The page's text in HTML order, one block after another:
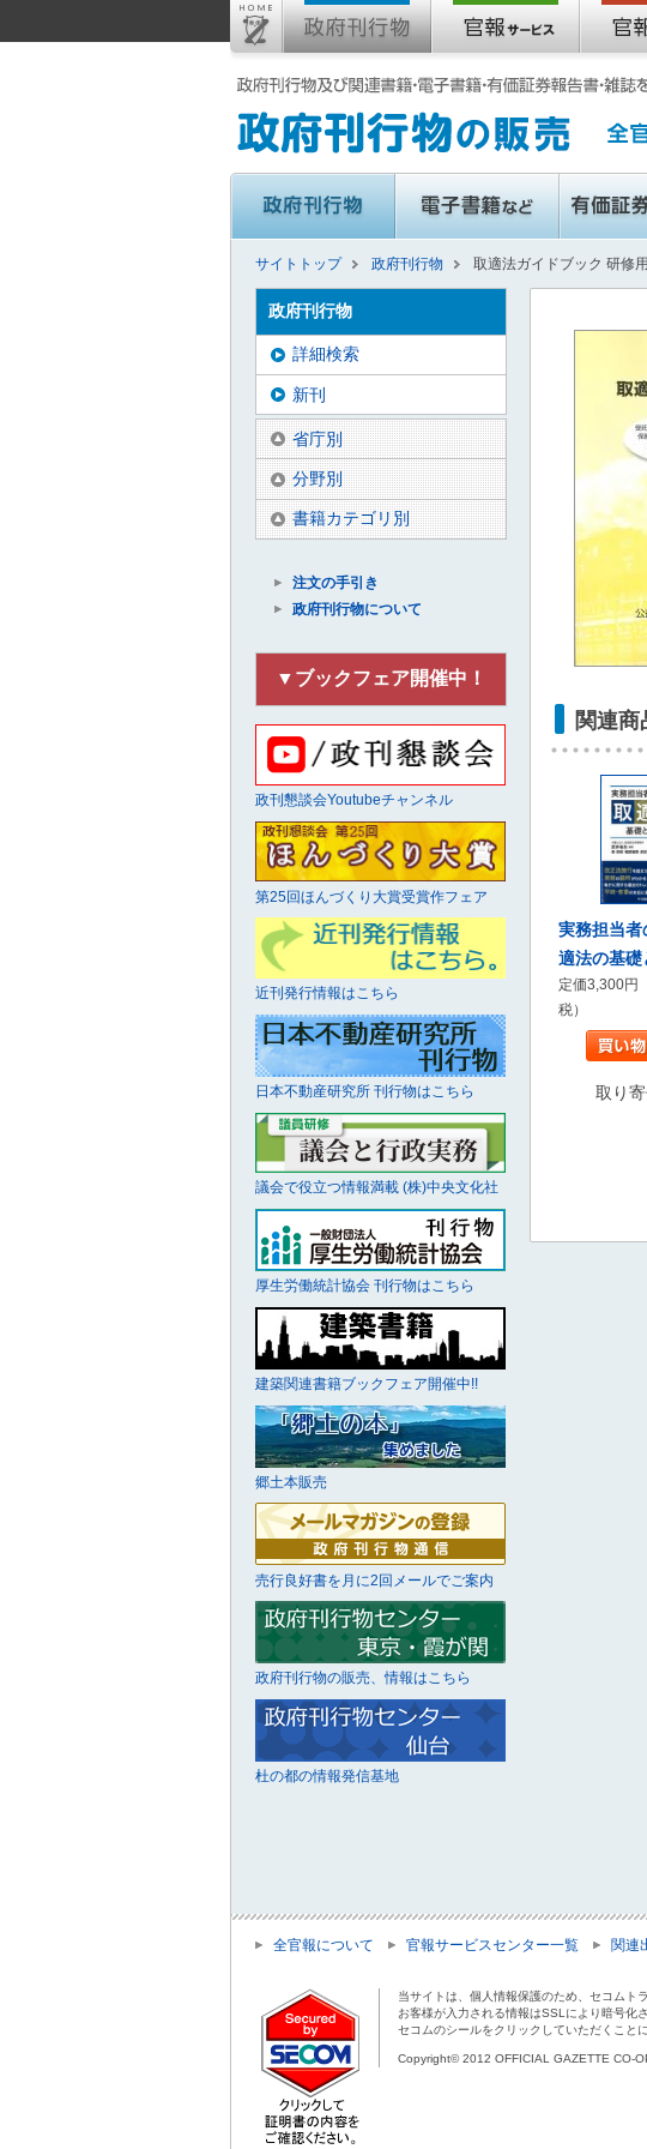
サイトトップ 政府刊行物 取適法ガイドブック 研修
関連商
実務担当者
適法の基礎
定価3,300円
税）
取り
政府刊行物
詳細検索
新刊
省庁別
分野別
書籍カテゴリ別
注文の手引き
政府刊行物について
▼ブックフェア開催中！
政刊懇談会Youtubeチャンネル
第25回ほんづくり大賞受賞作フェア
近刊発行情報はこちら
日本不動産研究所 刊行物はこちら
議会で役立つ情報満載 (株)中央文化社
厚生労働統計協会 刊行物はこちら
建築関連書籍ブックフェア開催中!!
郷土本販売
売行良好書を月に2回メールでご案内
政府刊行物の販売、情報はこちら
杜の都の情報発信基地
全官報について 官報サービスセンター一覧 関連
当サイトは、個人情報保護のため、セコムト
お客様が入力される情報はSSLにより暗号化
セコムのシールをクリックしていただくこと
Copyright© 2012 OFFICIAL GAZETTE CO-